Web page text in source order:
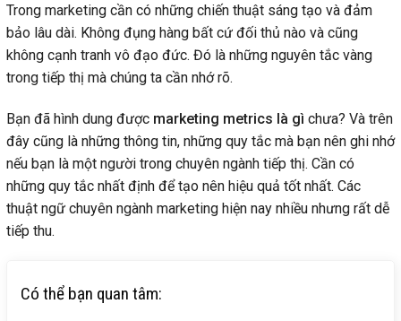
Trong marketing cần có những chiến thuật sáng tạo và đảm
bảo lâu dài. Không đụng hàng bất cứ đối thủ nào và cũng
không cạnh tranh vô đạo đức. Đó là những nguyên tắc vàng
trong tiếp thị mà chúng ta cần nhớ rõ.
Bạn đã hình dung được marketing metrics là gì chưa? Và trên
đây cũng là những thông tin, những quy tắc mà bạn nên ghi nhớ
nếu bạn là một người trong chuyên ngành tiếp thị. Cần có
những quy tắc nhất định để tạo nên hiệu quả tốt nhất. Các
thuật ngữ chuyên ngành marketing hiện nay nhiều nhưng rất dễ
tiếp thu.
Có thể bạn quan tâm: